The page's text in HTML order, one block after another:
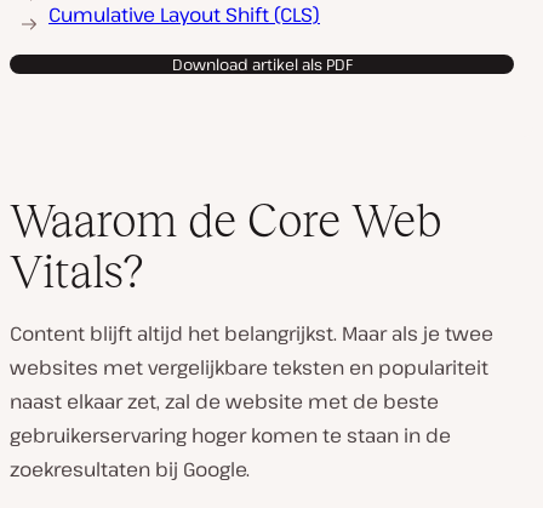
Cumulative Layout Shift (CLS)
Download artikel als PDF
Waarom de Core Web
Vitals?
Content blijft altijd het belangrijkst. Maar als je twee
websites met vergelijkbare teksten en populariteit
naast elkaar zet, zal de website met de beste
gebruikerservaring hoger komen te staan in de
zoekresultaten bij Google.